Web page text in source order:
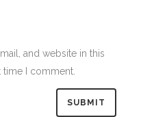
and website in this
I comment.